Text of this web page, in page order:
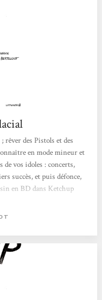
rêver des Pistols et des
en mode mineur et
de vos idoles : concerts,
succès, et puis défonce,
en BD dans Ketchup
Dijon, Paris et Nantes